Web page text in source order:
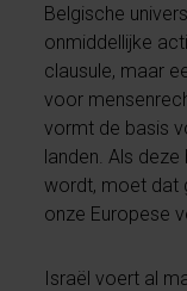
Belgische
onmiddellijke
clausule, maar
voor
vormt de basis
landen. Als
wordt, moet dat
onze Europese
Israël voert al